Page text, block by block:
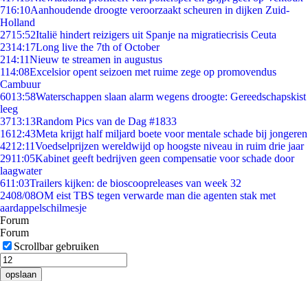
716:10Aanhoudende droogte veroorzaakt scheuren in dijken Zuid-
Holland
2715:52Italië hindert reizigers uit Spanje na migratiecrisis Ceuta
2314:17Long live the 7th of October
214:11Nieuw te streamen in augustus
114:08Excelsior opent seizoen met ruime zege op promovendus
Cambuur
6013:58Waterschappen slaan alarm wegens droogte: Gereedschapskist
leeg
3713:13Random Pics van de Dag #1833
1612:43Meta krijgt half miljard boete voor mentale schade bij jongeren
4212:11Voedselprijzen wereldwijd op hoogste niveau in ruim drie jaar
2911:05Kabinet geeft bedrijven geen compensatie voor schade door
laagwater
611:03Trailers kijken: de bioscoopreleases van week 32
2408/08OM eist TBS tegen verwarde man die agenten stak met
aardappelschilmesje
Forum
Forum
Scrollbar gebruiken
opslaan